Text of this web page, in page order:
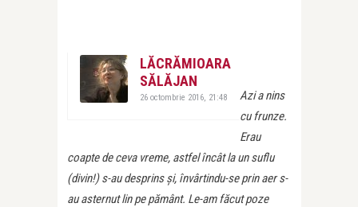
LĂCRĂMIOARA
SĂLĂJAN
26 octombrie 2016, 21:48
Azi a nins
cu frunze.
Erau
coapte de ceva vreme, astfel încât la un suflu
(divin!) s-au desprins şi, învârtindu-se prin aer s-
au asternut lin pe pământ. Le-am făcut poze